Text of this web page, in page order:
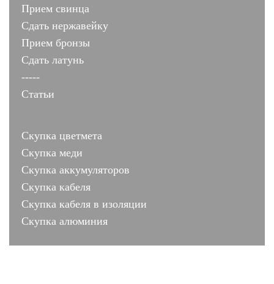
Прием свинца
Сдать нержавейку
Прием бронзы
Сдать латунь
-----
Статьи
Скупка цветмета
Скупка меди
Скупка аккумуляторов
Скупка кабеля
Скупка кабеля в изоляции
Скупка алюминия